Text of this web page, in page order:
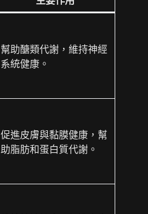
幫助醣類代謝，維持神經
系統健康。
促進皮膚與黏膜健康，幫
助脂肪和蛋白質代謝。